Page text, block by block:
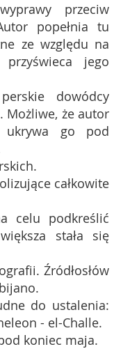
przeciw
popełnia tu
ze względu na
jego
dowódcy
Możliwe, że autor
ukrywa go pod
całkowite
celu podkreślić
stała się
Źródłosłów
do ustalenia:
- el-Challe.
koniec maja.